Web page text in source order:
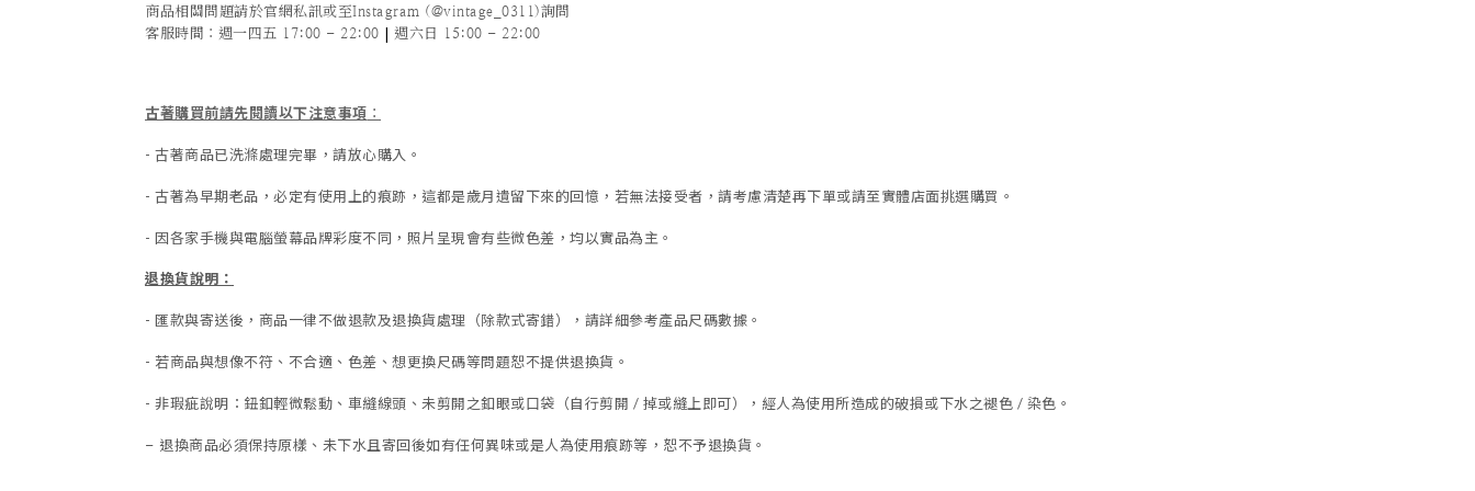
商品相關問題請於官網私訊或至Instagram (@vintage_0311)詢問
客服時間 ：週一四五 17:00 - 22:00 | 週六日 15:00 - 22:00
古著購買前請先閱讀以下注意事項 ：
- 古著商品已洗滌處理完畢，請放心購入。
- 古著為早期老品，必定有使用上的痕跡，這都是歲月遺留下來的回憶，若無法接受者，請考慮清楚再下單或請至實體店面挑選購買。
- 因各家手機與電腦螢幕品牌彩度不同，照片呈現會有些微色差，均以實品為主。
退換貨說明：
- 匯款與寄送後，商品一律不做退款及退換貨處理（除款式寄錯）， 請詳細參考產品尺碼數據 。
- 若商品與想像不符、不合適、色差、想更換尺碼等問題恕不提供退換貨。
- 非瑕疵說明：鈕釦輕微鬆動、車縫線頭、未剪開之釦眼或口袋（自行剪開 / 掉或縫上即可），經人為使用所造成的破損或下水之褪色 / 染色。
- 退換商品必須保持原樣、未下水且寄回後如有任何異味或是人為使用痕跡等 ， 恕不予退換貨。